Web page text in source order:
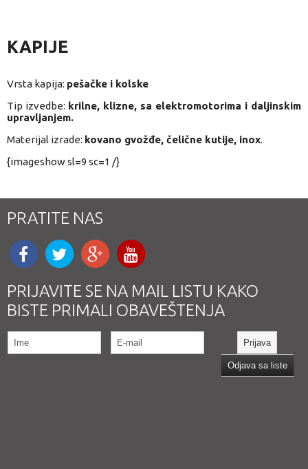
KAPIJE
Vrsta kapija: pešačke i kolske
Tip izvedbe: krilne, klizne, sa elektromotorima i daljinskim
upravljanjem.
Materijal izrade: kovano gvožđe, čelične kutije, inox.
{imageshow sl=9 sc=1 /}
PRATITE NAS
PRIJAVITE SE NA MAIL LISTU KAKO
BISTE PRIMALI OBAVEŠTENJA